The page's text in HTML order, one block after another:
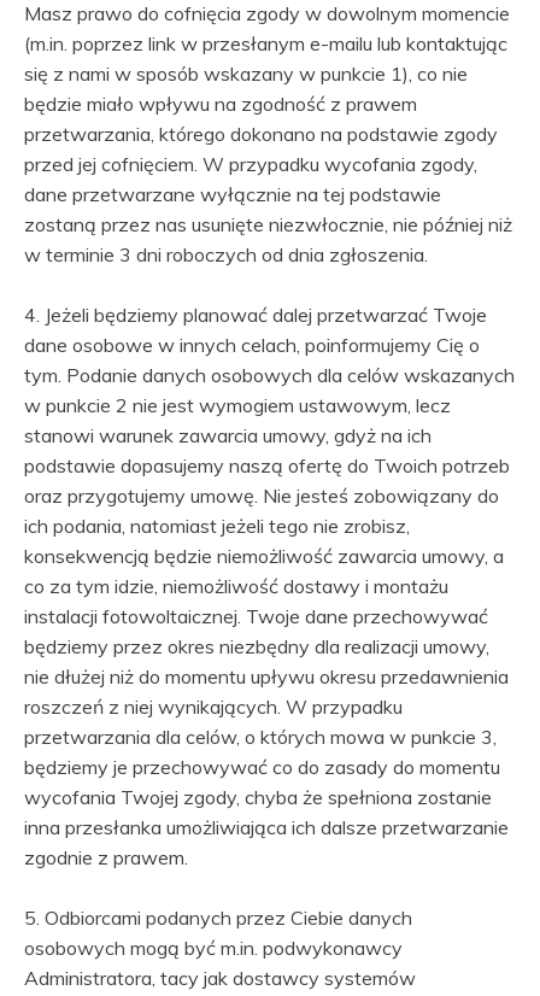
Masz prawo do cofnięcia zgody w dowolnym momencie
(m.in. poprzez link w przesłanym e-mailu lub kontaktując
się z nami w sposób wskazany w punkcie 1), co nie
będzie miało wpływu na zgodność z prawem
przetwarzania, którego dokonano na podstawie zgody
przed jej cofnięciem. W przypadku wycofania zgody,
dane przetwarzane wyłącznie na tej podstawie
zostaną przez nas usunięte niezwłocznie, nie później niż
w terminie 3 dni roboczych od dnia zgłoszenia.
4. Jeżeli będziemy planować dalej przetwarzać Twoje
dane osobowe w innych celach, poinformujemy Cię o
tym. Podanie danych osobowych dla celów wskazanych
w punkcie 2 nie jest wymogiem ustawowym, lecz
stanowi warunek zawarcia umowy, gdyż na ich
podstawie dopasujemy naszą ofertę do Twoich potrzeb
oraz przygotujemy umowę. Nie jesteś zobowiązany do
ich podania, natomiast jeżeli tego nie zrobisz,
konsekwencją będzie niemożliwość zawarcia umowy, a
co za tym idzie, niemożliwość dostawy i montażu
instalacji fotowoltaicznej. Twoje dane przechowywać
będziemy przez okres niezbędny dla realizacji umowy,
nie dłużej niż do momentu upływu okresu przedawnienia
roszczeń z niej wynikających. W przypadku
przetwarzania dla celów, o których mowa w punkcie 3,
będziemy je przechowywać co do zasady do momentu
wycofania Twojej zgody, chyba że spełniona zostanie
inna przesłanka umożliwiająca ich dalsze przetwarzanie
zgodnie z prawem.
5. Odbiorcami podanych przez Ciebie danych
osobowych mogą być m.in. podwykonawcy
Administratora, tacy jak dostawcy systemów